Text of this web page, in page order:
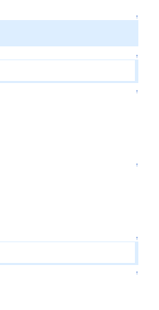
↑
↑
↑
↑
↑
↑